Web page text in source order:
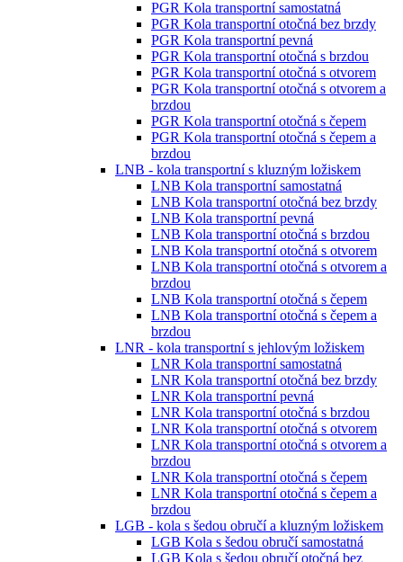
PGR Kola transportní samostatná
PGR Kola transportní otočná bez brzdy
PGR Kola transportní pevná
PGR Kola transportní otočná s brzdou
PGR Kola transportní otočná s otvorem
PGR Kola transportní otočná s otvorem a
brzdou
PGR Kola transportní otočná s čepem
PGR Kola transportní otočná s čepem a
brzdou
LNB - kola transportní s kluzným ložiskem
LNB Kola transportní samostatná
LNB Kola transportní otočná bez brzdy
LNB Kola transportní pevná
LNB Kola transportní otočná s brzdou
LNB Kola transportní otočná s otvorem
LNB Kola transportní otočná s otvorem a
brzdou
LNB Kola transportní otočná s čepem
LNB Kola transportní otočná s čepem a
brzdou
LNR - kola transportní s jehlovým ložiskem
LNR Kola transportní samostatná
LNR Kola transportní otočná bez brzdy
LNR Kola transportní pevná
LNR Kola transportní otočná s brzdou
LNR Kola transportní otočná s otvorem
LNR Kola transportní otočná s otvorem a
brzdou
LNR Kola transportní otočná s čepem
LNR Kola transportní otočná s čepem a
brzdou
LGB - kola s šedou obručí a kluzným ložiskem
LGB Kola s šedou obručí samostatná
LGB Kola s šedou obručí otočná bez